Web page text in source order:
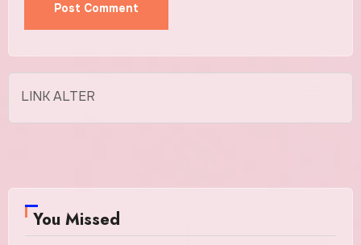
LINK ALTER
You Missed